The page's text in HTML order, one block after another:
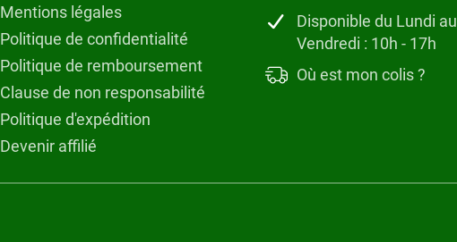
Mentions légales
Politique de confidentialité
Politique de remboursement
Clause de non responsabilité
Politique d'expédition
Devenir affilié
Disponible du Lundi au
Vendredi : 10h - 17h
Où est mon colis ?